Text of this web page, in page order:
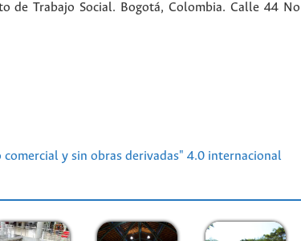
de Trabajo Social. Bogotá, Colombia. Calle 44
y sin obras derivadas" 4.0 internacional